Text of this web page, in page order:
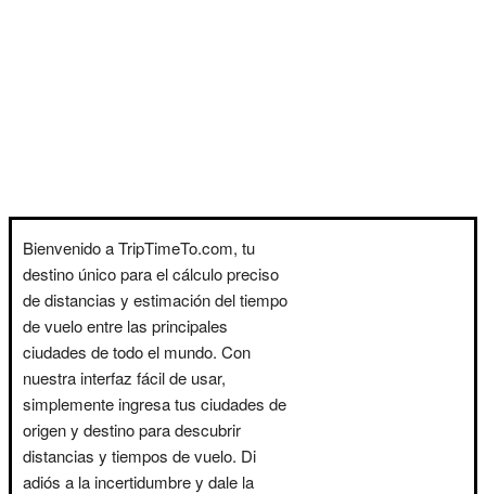
Bienvenido a TripTimeTo.com, tu
destino único para el cálculo preciso
de distancias y estimación del tiempo
de vuelo entre las principales
ciudades de todo el mundo. Con
nuestra interfaz fácil de usar,
simplemente ingresa tus ciudades de
origen y destino para descubrir
distancias y tiempos de vuelo. Di
adiós a la incertidumbre y dale la